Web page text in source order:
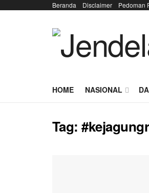
Beranda Disclaimer Pedoman
HOME NASIONAL
Tag: